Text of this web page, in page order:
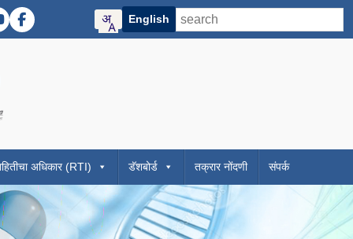
mode)
Instagram
YouTube
DMER Facebook
English
Maharashtra official website
of Medical Education and Research Maharashtra website
अधिकार (RTI) डॅशबोर्ड तक्रार नोंदणी संपर्क